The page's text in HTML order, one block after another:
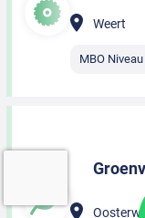
Weert
MBO Niveau